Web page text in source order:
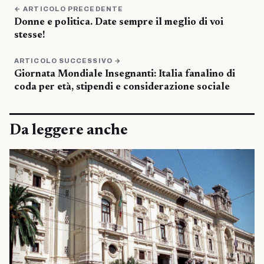
← ARTICOLO PRECEDENTE
Donne e politica. Date sempre il meglio di voi
stesse!
ARTICOLO SUCCESSIVO →
Giornata Mondiale Insegnanti: Italia fanalino di
coda per età, stipendi e considerazione sociale
Da leggere anche